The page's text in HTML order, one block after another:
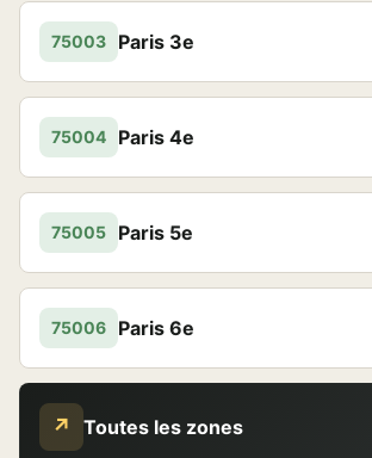
75003 Paris 3e
75004 Paris 4e
75005 Paris 5e
75006 Paris 6e
↗ Toutes les zones